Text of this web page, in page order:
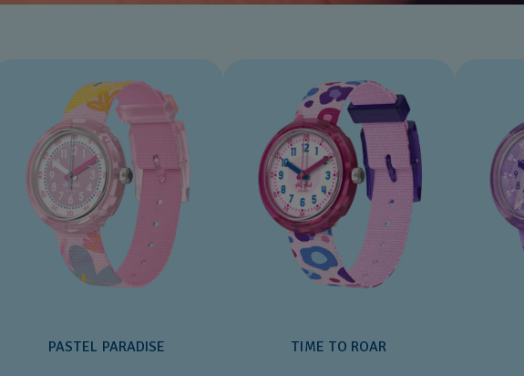
PASTEL PARADISE TIME TO ROAR